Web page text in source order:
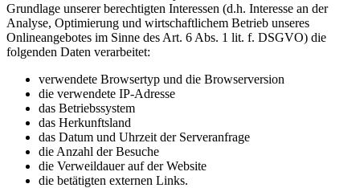
Grundlage unserer berechtigten Interessen (d.h. Interesse an der
Analyse, Optimierung und wirtschaftlichem Betrieb unseres
Onlineangebotes im Sinne des Art. 6 Abs. 1 lit. f. DSGVO) die
folgenden Daten verarbeitet:
verwendete Browsertyp und die Browserversion
die verwendete IP-Adresse
das Betriebssystem
das Herkunftsland
das Datum und Uhrzeit der Serveranfrage
die Anzahl der Besuche
die Verweildauer auf der Website
die betätigten externen Links.